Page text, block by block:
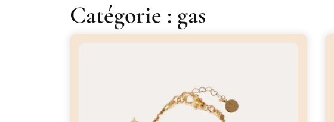
Catégorie : gas